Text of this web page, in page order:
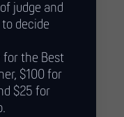
judge and
decide
for the Best
$100 for
$25 for